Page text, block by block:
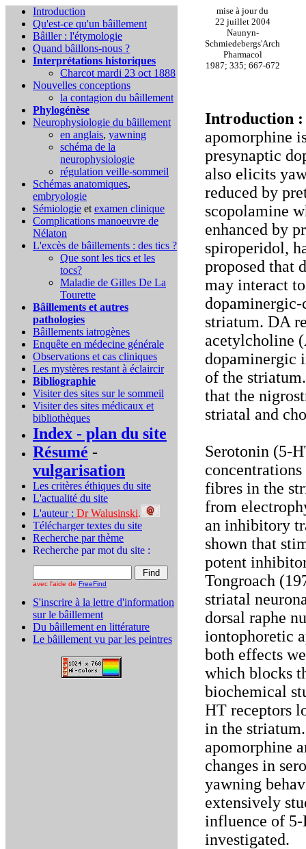
Introduction
Qu'est-ce qu'un bâillement
Bâiller : l'étymologie
Quand bâillons-nous ?
Interprétations historiques
Charcot mardi 23 oct 1888
Nouvelles conceptions
la contagion du bâillement
Phylogénèse
Neurophysiologie du bâillement
en anglais, yawning
schéma de la
neurophysiologie
régulation veille-sommeil
Schémas anatomiques,
embryologie
Sémiologie et examen clinique
Complications manoeuvre de
Nélaton
L'excès de bâillements : des tics ?
Que sont les tics et les
tocs?
Maladie de Gilles De La
Tourette
Bâillements et autres
pathologies
Bâillements iatrogènes
Enquête en médecine générale
Observations et cas cliniques
Les mystères restant à éclaircir
Bibliographie
Visiter des sites sur le sommeil
Visiter des sites médicaux et
bibliothèques
Index - plan du site
Résumé -
vulgarisation
Les critères éthiques du site
L'actualité du site
L'auteur : Dr Walusinski.
Télécharger textes du site
Recherche par thème
Recherche par mot du site :
avec l'aide de FreeFind
S'inscrire à la lettre d'information
sur le bâillement
Du bâillement en littérature
Le bâillement vu par les peintres
mise à jour du
22 juillet 2004
Naunyn-
Schmiedebergs'Arch
Pharmacol
1987; 335; 667-672
Introduction
apomorphine
presynaptic
also elicits
reduced by
scopolamine
enhanced by
spiroperidol,
proposed that
may interact
striatum. DA
acetylcholine
dopaminergic
of the
that the
striatal and
Serotonin (5-
fibres in the
from
an inhibitory
shown that
potent
Tongroach
striatal
dorsal raphe
iontophoretic
both effects
which blocks
biochemical
HT receptors
in the
apomorphine
changes in
yawning
extensively
influence of 5-
investigated.